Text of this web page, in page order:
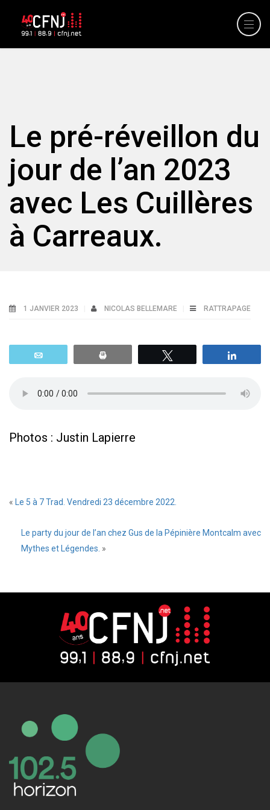
Le pré-réveillon du
jour de l’an 2023
avec Les Cuillères
à Carreaux.
1 JANVIER 2023 NICOLAS BELLEMARE RATTRAPAGE
Photos : Justin Lapierre
« Le 5 à 7 Trad. Vendredi 23 décembre 2022.
Le party du jour de l’an chez Gus de la Pépinière Montcalm avec
Mythes et Légendes. »